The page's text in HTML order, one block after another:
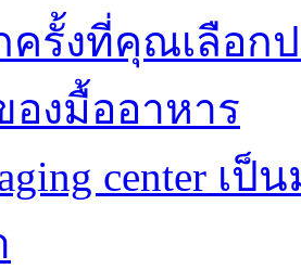
ครั้งที่คุณเลือก
องมื้ออาหาร
center เ